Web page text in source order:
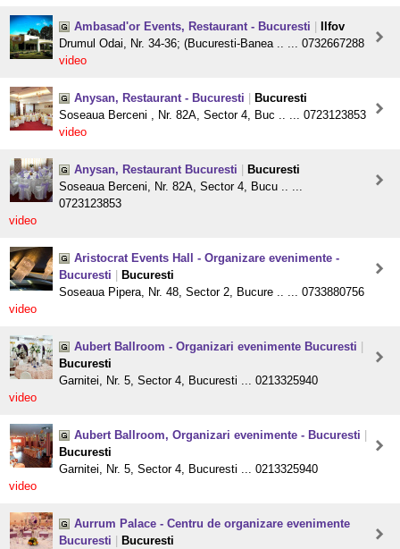
Ambasad'or Events, Restaurant - Bucuresti
Ilfov
Drumul Odai, Nr. 34-36; (Bucuresti-Banea .. ... 0732667288
video
Anysan, Restaurant - Bucuresti
Bucuresti
Soseaua Berceni , Nr. 82A, Sector 4, Buc .. ... 0723123853
video
Anysan, Restaurant Bucuresti
Bucuresti
Soseaua Berceni, Nr. 82A, Sector 4, Bucu .. ...
0723123853
video
Aristocrat Events Hall - Organizare evenimente -
Bucuresti
Bucuresti
Soseaua Pipera, Nr. 48, Sector 2, Bucure .. ... 0733880756
video
Aubert Ballroom - Organizari evenimente Bucuresti
Bucuresti
Garnitei, Nr. 5, Sector 4, Bucuresti ... 0213325940
video
Aubert Ballroom, Organizari evenimente - Bucuresti
Bucuresti
Garnitei, Nr. 5, Sector 4, Bucuresti ... 0213325940
video
Aurrum Palace - Centru de organizare evenimente
Bucuresti
Bucuresti